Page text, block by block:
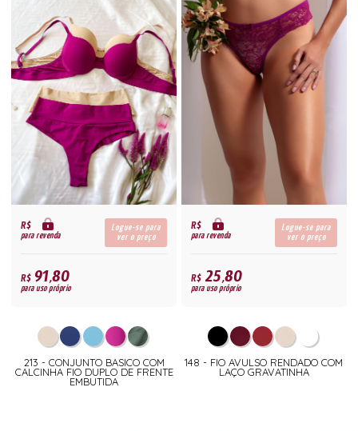
R$
para revenda
Logue-se para
ver o preço
R$91,80
para uso próprio
213 - CONJUNTO BASICO COM
CALCINHA FIO DUPLO DE FRENTE
EMBUTIDA
R$
para revenda
Logue-se para
ver o preço
R$25,80
para uso próprio
148 - FIO AVULSO RENDADO COM
LAÇO GRAVATINHA